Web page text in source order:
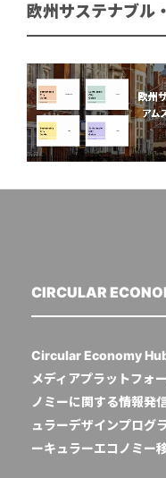
欧州サステナブル
CIRCULAR
Circular Economy
メディアプラットフォ
ノミーに関する情報発
ュラーデザインプログ
ーキュラーエコノミー